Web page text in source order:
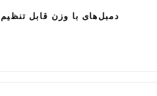
دمبل‌های با وزن قابل تنظیم